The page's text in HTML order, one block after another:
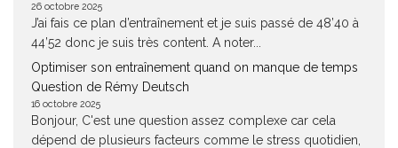
26 octobre 2025
J’ai fais ce plan d’entraînement et je suis passé de 48’40 à
44’52 donc je suis très content. A noter...
Optimiser son entraînement quand on manque de temps
Question de Rémy Deutsch
16 octobre 2025
Bonjour, C'est une question assez complexe car cela
dépend de plusieurs facteurs comme le stress quotidien,